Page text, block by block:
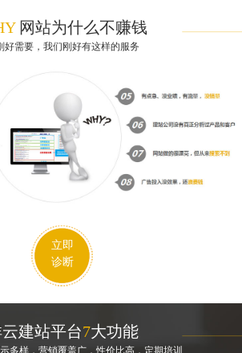
网站为什么不赚钱
好需要，我们刚好有这样的服务
立即
诊断
建站平台7大功能
多样，营销覆盖广，性价比高，定期培训